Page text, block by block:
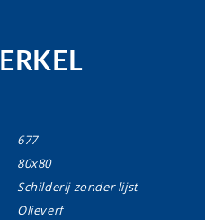
677
80x80
Schilderij zonder lijst
Olieverf